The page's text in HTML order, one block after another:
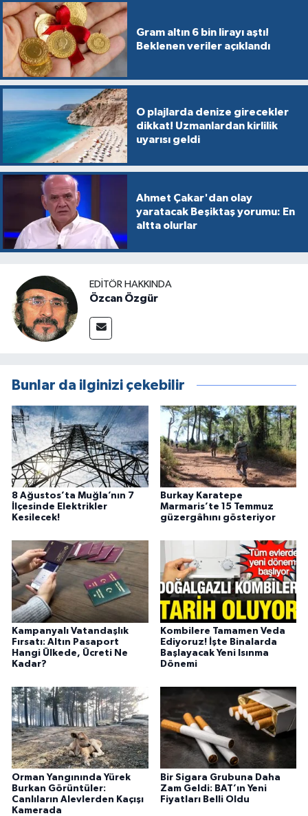
Gram altın 6 bin lirayı aştı!
Beklenen veriler açıklandı
O plajlarda denize girecekler
dikkat! Uzmanlardan kirlilik
uyarısı geldi
Ahmet Çakar'dan olay
yaratacak Beşiktaş yorumu: En
altta olurlar
EDITÖR HAKKINDA
Özcan Özgür
Bunlar da ilginizi çekebilir
8 Ağustos’ta Muğla’nın 7
İlçesinde Elektrikler
Kesilecek!
Burkay Karatepe
Marmaris’te 15 Temmuz
güzergâhını gösteriyor
Kampanyalı Vatandaşlık
Fırsatı: Altın Pasaport
Hangi Ülkede, Ücreti Ne
Kadar?
Kombilere Tamamen Veda
Ediyoruz! İşte Binalarda
Başlayacak Yeni Isınma
Dönemi
Orman Yangınında Yürek
Burkan Görüntüler:
Canlıların Alevlerden Kaçışı
Kamerada
Bir Sigara Grubuna Daha
Zam Geldi: BAT’ın Yeni
Fiyatları Belli Oldu